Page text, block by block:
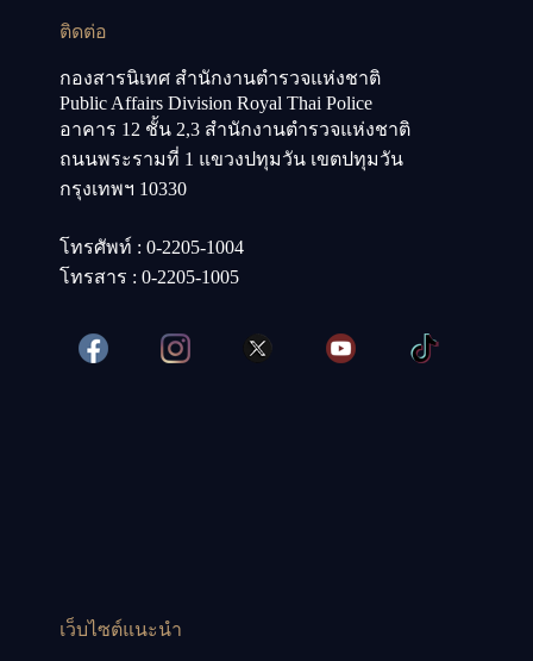
ติดต่อ
กองสารนิเทศ สำนักงานตำรวจแห่งชาติ
Public Affairs Division Royal Thai Police
อาคาร 12 ชั้น 2,3 สำนักงานตำรวจแห่งชาติ
ถนนพระรามที่ 1 แขวงปทุมวัน เขตปทุมวัน
กรุงเทพฯ 10330
โทรศัพท์ : 0-2205-1004
โทรสาร : 0-2205-1005
เว็บไซต์แนะนำ